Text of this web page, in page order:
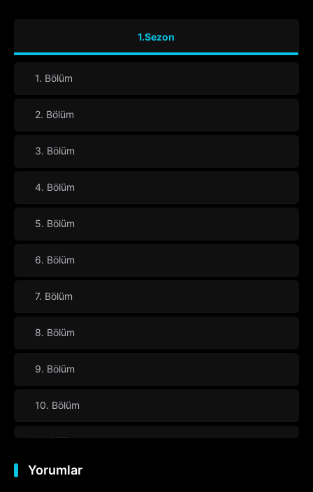
1.Sezon
1. Bölüm
2. Bölüm
3. Bölüm
4. Bölüm
5. Bölüm
6. Bölüm
7. Bölüm
8. Bölüm
9. Bölüm
10. Bölüm
11. Bölüm
12. Bölüm
Yorumlar